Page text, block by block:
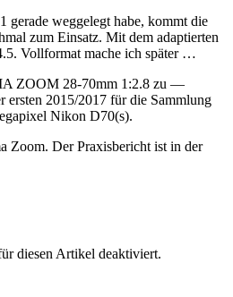
weggelegt habe, kommt die
zum Einsatz. Mit dem adaptierten
Vollformat mache ich später …
ZOOM 28-70mm 1:2.8 zu —
ersten 2015/2017 für die Sammlung
Nikon D70(s).
Zoom. Der Praxisbericht ist in der
diesen Artikel deaktiviert.